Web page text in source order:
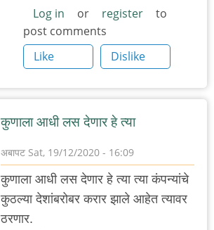
मॉडर्नाला
उणे
७०
सेल्सियस?
३_१४
विक्षिप्त
अदिती
Log in or register
to
post comments
Like
Dislike
कुणाला आधी लस देणार हे त्या
अबापट Sat, 19/12/2020 - 16:09
reply
to
कुणाला आधी लस देणार हे त्या त्या कंपन्यांचे
कुठल्या देशांबरोबर करार झाले आहेत त्यावर
ठरणार.